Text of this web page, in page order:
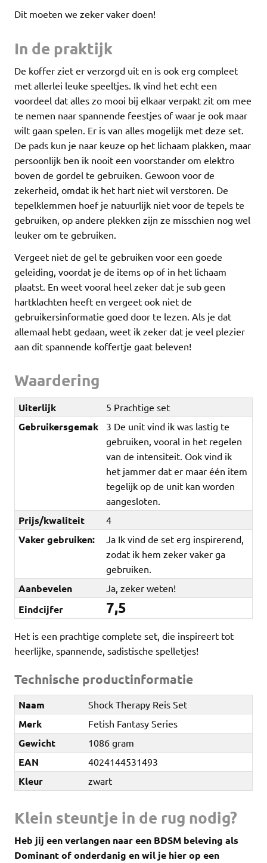
Dit moeten we zeker vaker doen!
In de praktijk
De koffer ziet er verzorgd uit en is ook erg compleet
met allerlei leuke speeltjes. Ik vind het echt een
voordeel dat alles zo mooi bij elkaar verpakt zit om mee
te nemen naar spannende feestjes of waar je ook maar
wilt gaan spelen. Er is van alles mogelijk met deze set.
De pads kun je naar keuze op het lichaam plakken, maar
persoonlijk ben ik nooit een voorstander om elektro
boven de gordel te gebruiken. Gewoon voor de
zekerheid, omdat ik het hart niet wil verstoren. De
tepelklemmen hoef je natuurlijk niet voor de tepels te
gebruiken, op andere plekken zijn ze misschien nog wel
leuker om te gebruiken.
Vergeet niet de gel te gebruiken voor een goede
geleiding, voordat je de items op of in het lichaam
plaatst. En weet vooral heel zeker dat je sub geen
hartklachten heeft en vergeet ook niet de
gebruikersinformatie goed door te lezen. Als je dat
allemaal hebt gedaan, weet ik zeker dat je veel plezier
aan dit spannende koffertje gaat beleven!
Waardering
Uiterlijk 5 Prachtige set
Gebruikersgemak
3 De unit vind ik was lastig te
gebruiken, vooral in het regelen
van de intensiteit. Ook vind ik
het jammer dat er maar één item
tegelijk op de unit kan worden
aangesloten.
Prijs/kwaliteit 4
Vaker gebruiken:
Ja Ik vind de set erg inspirerend,
zodat ik hem zeker vaker ga
gebruiken.
Aanbevelen Ja, zeker weten!
Eindcijfer 7,5
Het is een prachtige complete set, die inspireert tot
heerlijke, spannende, sadistische spelletjes!
Technische productinformatie
Naam Shock Therapy Reis Set
Merk Fetish Fantasy Series
Gewicht 1086 gram
EAN 4024144531493
Kleur zwart
Klein steuntje in de rug nodig?
Heb jij een verlangen naar een BDSM beleving als
Dominant of onderdanig en wil je hier op een